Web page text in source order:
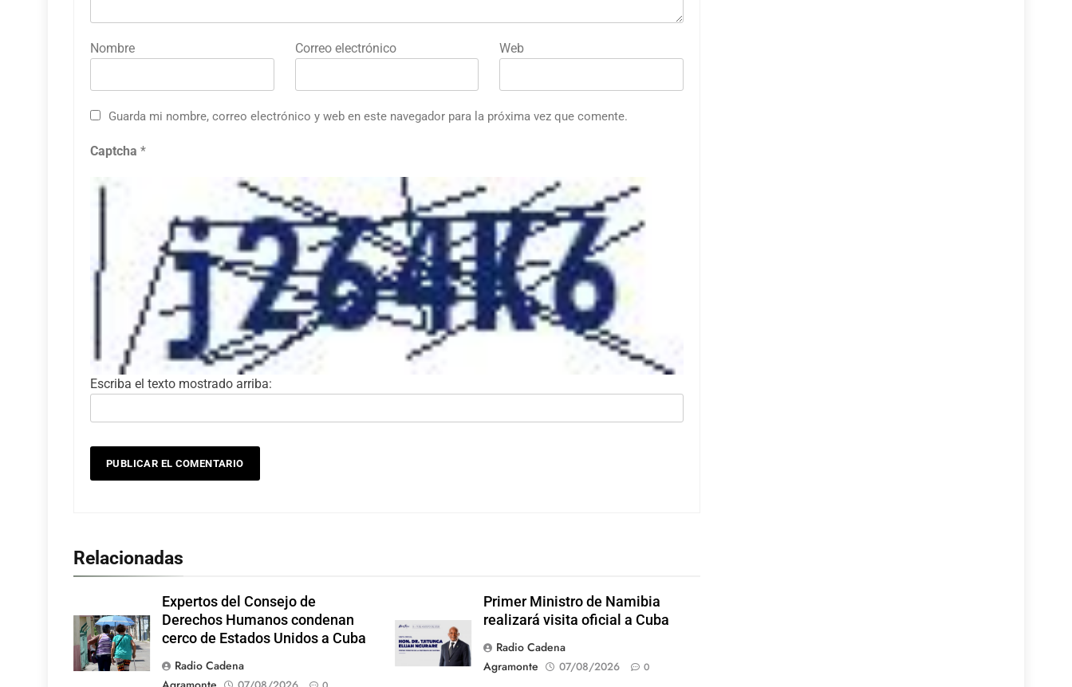
Nombre Correo electrónico Web
Guarda mi nombre, correo electrónico y web en este navegador para la próxima vez que comente.
Captcha *
Escriba el texto mostrado arriba:
Relacionadas
Expertos del Consejo de
Derechos Humanos condenan
cerco de Estados Unidos a Cuba
Radio Cadena
Primer Ministro de Namibia
realizará visita oficial a Cuba
Radio Cadena
Agramonte
07/08/2026 0